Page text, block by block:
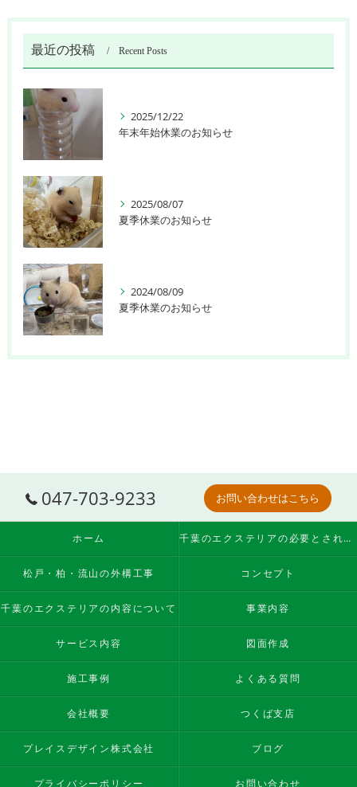
最近の投稿 Recent Posts
2025/12/22
年末年始休業のお知らせ
2025/08/07
夏季休業のお知らせ
2024/08/09
夏季休業のお知らせ
047-703-9233 お問い合わせはこちら
ホーム 千葉のエクステリアの必要とされる理由
松戸・柏・流山の外構工事 コンセプト
千葉のエクステリアの内容について 事業内容
サービス内容 図面作成
施工事例 よくある質問
会社概要 つくば支店
プレイスデザイン株式会社 ブログ
プライバシーポリシー お問い合わせ